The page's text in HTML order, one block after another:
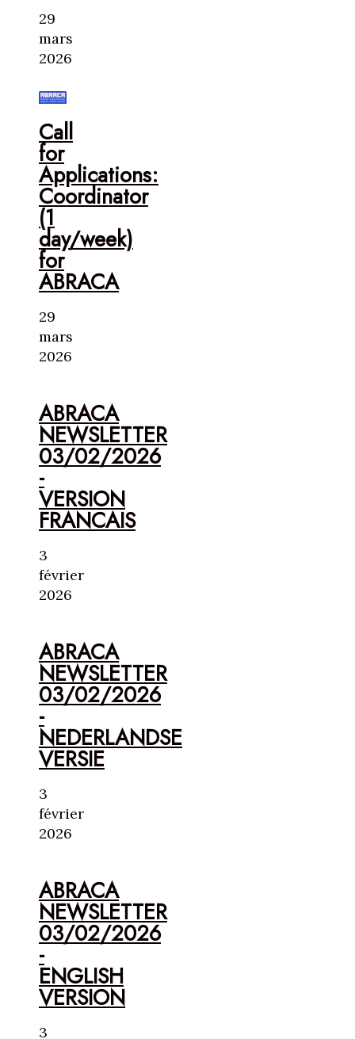
29
mars
2026
Call
for
Applications:
Coordinator
(1
day/week)
for
ABRACA
29
mars
2026
ABRACA
NEWSLETTER
03/02/2026
-
VERSION
FRANCAIS
3
février
2026
ABRACA
NEWSLETTER
03/02/2026
-
NEDERLANDSE
VERSIE
3
février
2026
ABRACA
NEWSLETTER
03/02/2026
-
ENGLISH
VERSION
3